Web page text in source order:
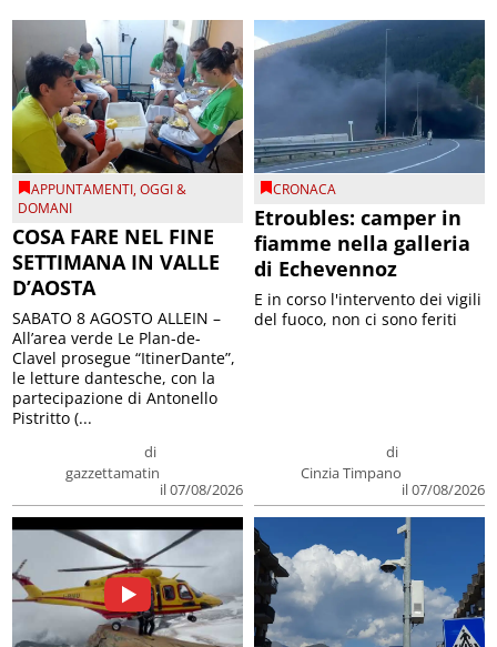
APPUNTAMENTI,OGGI &
DOMANI
COSA FARE NEL FINE
SETTIMANA IN VALLE
D’AOSTA
di
gazzettamatin
il 07/08/2026
SABATO 8 AGOSTO ALLEIN –
All’area verde Le Plan-de-
Clavel prosegue “ItinerDante”,
le letture dantesche, con la
partecipazione di Antonello
Pistritto (...
CRONACA
Etroubles: camper in
fiamme nella galleria
di Echevennoz
di
Cinzia Timpano
il 07/08/2026
E in corso l'intervento dei vigili
del fuoco, non ci sono feriti